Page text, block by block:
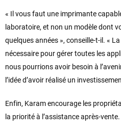
« Il vous faut une imprimante
laboratoire, et non un modèle dont
quelques années », conseille-t-il. «
nécessaire pour gérer toutes les
nous pourrions avoir besoin à
l’idée d’avoir réalisé un
Enfin, Karam encourage les
la priorité à l’assistance après-vente.